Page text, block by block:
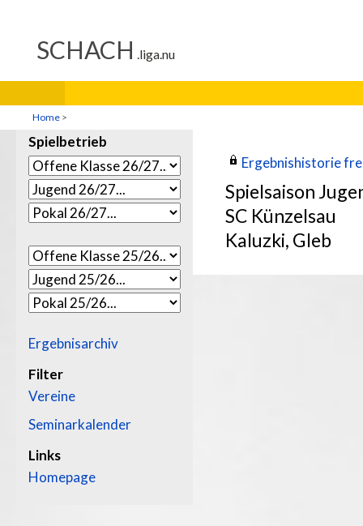
Home >
Spielbetrieb
Ergebnisarchiv
Filter
Vereine
Seminarkalender
Links
Homepage
Ergebnishistorie
Spielsaison
SC Künzelsau
Kaluzki, Gleb